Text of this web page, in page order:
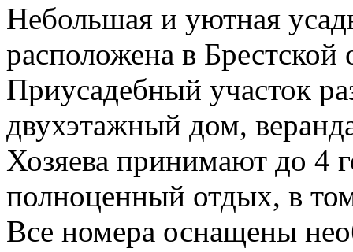
Небольшая и уютная
расположена в Брестской
Приусадебный участок
двухэтажный дом,
Хозяева принимают до 4
полноценный отдых, в
Все номера оснащены